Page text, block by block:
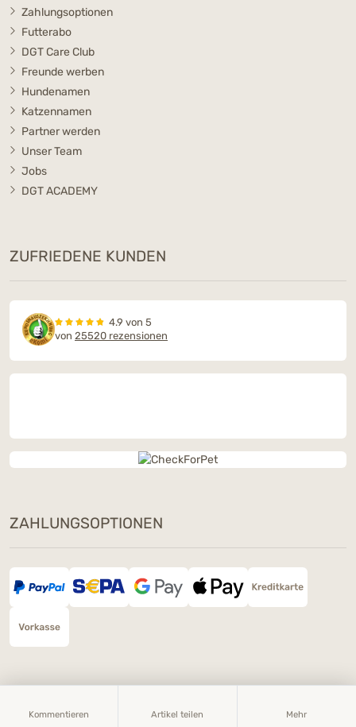
Kommentieren Artikel teilen Mehr
Zahlungsoptionen
Futterabo
DGT Care Club
Freunde werben
Hundenamen
Katzennamen
Partner werden
Unser Team
Jobs
DGT ACADEMY
ZUFRIEDENE KUNDEN
4.9 von 5
von 25520 rezensionen
ZAHLUNGSOPTIONEN